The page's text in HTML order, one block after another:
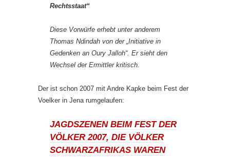
Rechtsstaat“
Diese Vorwürfe erhebt unter anderem
Thomas Ndindah von der „Initiative in
Gedenken an Oury Jalloh“. Er sieht den
Wechsel der Ermittler kritisch.
Der ist schon 2007 mit Andre Kapke beim Fest der
Voelker in Jena rumgelaufen:
JAGDSZENEN BEIM FEST DER
VÖLKER 2007, DIE VÖLKER
SCHWARZAFRIKAS WAREN